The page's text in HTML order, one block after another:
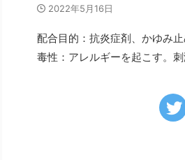
2022年5月16日
配合目的：抗炎症剤、かゆみ
毒性：アレルギーを起こす。